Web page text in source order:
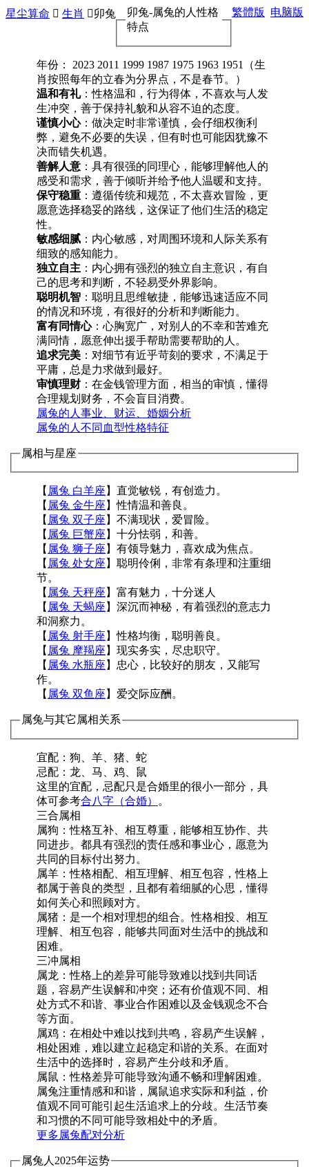
星尘算命  生肖 卯兔 繁體版 电脑版
卯兔-属兔的人性格
特点
年份： 2023 2011 1999 1987 1975 1963 1951（生
肖按照每年的立春为分界点，不是春节。）
温和有礼：性格温和，行为得体，不喜欢与人发
生冲突，善于保持礼貌和从容不迫的态度。
谨慎小心：做决定时非常谨慎，会仔细权衡利
弊，避免不必要的失误，但有时也可能因犹豫不
决而错失机遇。
善解人意 ：具有很强的同理心，能够理解他人的
感受和需求，善于倾听并给予他人温暖和支持。
保守稳重 ：遵循传统和规范，不太喜欢冒险，更
愿意选择稳妥的路线，这保证了他们生活的稳定
性。
敏感细腻 ：内心敏感，对周围环境和人际关系有
细致的感知能力。
独立自主 ：内心拥有强烈的独立自主意识，有自
己的思考和判断，不轻易受外界影响。
聪明机智 ：聪明且思维敏捷，能够迅速适应不同
的情况和环境，有很好的分析和判断能力。
富有同情心：心胸宽广，对别人的不幸和苦难充
满同情，愿意伸出援手帮助需要帮助的人。
追求完美 ：对细节有近乎苛刻的要求，不满足于
平庸，总是力求做到最好。
审慎理财 ：在金钱管理方面，相当的审慎，懂得
合理规划财务，不会盲目消费。
属兔的人事业、财运、婚姻分析
属兔的人不同血型性格特征
属相与星座
【 属兔 白羊座 】直觉敏锐，有创造力。
【 属兔 金牛座 】性情温和善良。
【 属兔 双子座 】不满现状，爱冒险。
【 属兔 巨蟹座 】十分怯弱，和善。
【 属兔 狮子座 】有领导魅力，喜欢成为焦点。
【 属兔 处女座 】聪明伶俐，非常有条理和注重细
节。
【 属兔 天秤座 】富有魅力，十分迷人
【 属兔 天蝎座 】深沉而神秘，有着强烈的意志力
和洞察力。
【 属兔 射手座 】性格均衡，聪明善良。
【 属兔 摩羯座 】现实务实，尽忠职守。
【 属兔 水瓶座 】忠心，比较好的朋友，又能写
作。
【 属兔 双鱼座 】爱交际应酬。
属兔与其它属相关系
宜配：狗、羊、猪、蛇
忌配：龙、马、鸡、鼠
这里的宜配，忌配只是合婚里的很小一部分，具
体可参考合八字（合婚）
。
三合属相
属狗：性格互补、相互尊重，能够相互协作、共
同进步。都具有强烈的责任感和事业心，愿意为
共同的目标付出努力。
属羊：性格相配、相互理解、相互包容，性格上
都属于善良的类型，且都有着细腻的心思，懂得
如何关心和照顾对方。
属猪：是一个相对理想的组合。性格相投、相互
理解、相互包容，能够共同面对生活中的挑战和
困难。
三冲属相
属龙：性格上的差异可能导致难以找到共同话
题，容易产生误解和冲突；还有价值观不同、相
处方式不和谐、事业合作困难以及金钱观念不合
等方面。
属鸡：在相处中难以找到共鸣，容易产生误解，
相处困难，难以建立起稳定和谐的关系。在面对
生活中的选择时，容易产生分歧和矛盾。
属鼠：性格差异可能导致沟通不畅和理解困难。
属兔注重情感和和谐，属鼠追求实际和利益，价
值观不同可能引起生活追求上的分歧。生活节奏
和习惯的不同可能导致相处中的矛盾。
更多属兔配对分析
属兔人2025年运势